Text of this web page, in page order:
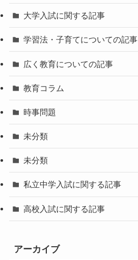
大学入試に関する記事
学習法・子育てについての記事
広く教育についての記事
教育コラム
時事問題
未分類
未分類
私立中学入試に関する記事
高校入試に関する記事
アーカイブ